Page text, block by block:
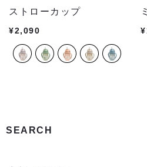
ストローカップ
¥2,090 ¥
SEARCH